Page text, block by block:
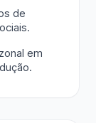
de
em